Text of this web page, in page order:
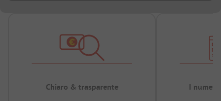
Chiaro & trasparente I numeri